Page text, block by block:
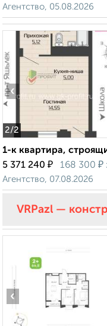
Агентство, 05.08.2026
2/2
‹
1-к квартира,
5 371 240 ₽ 168 300 ₽
Агентство, 07.08.2026
VRPazl —
‹